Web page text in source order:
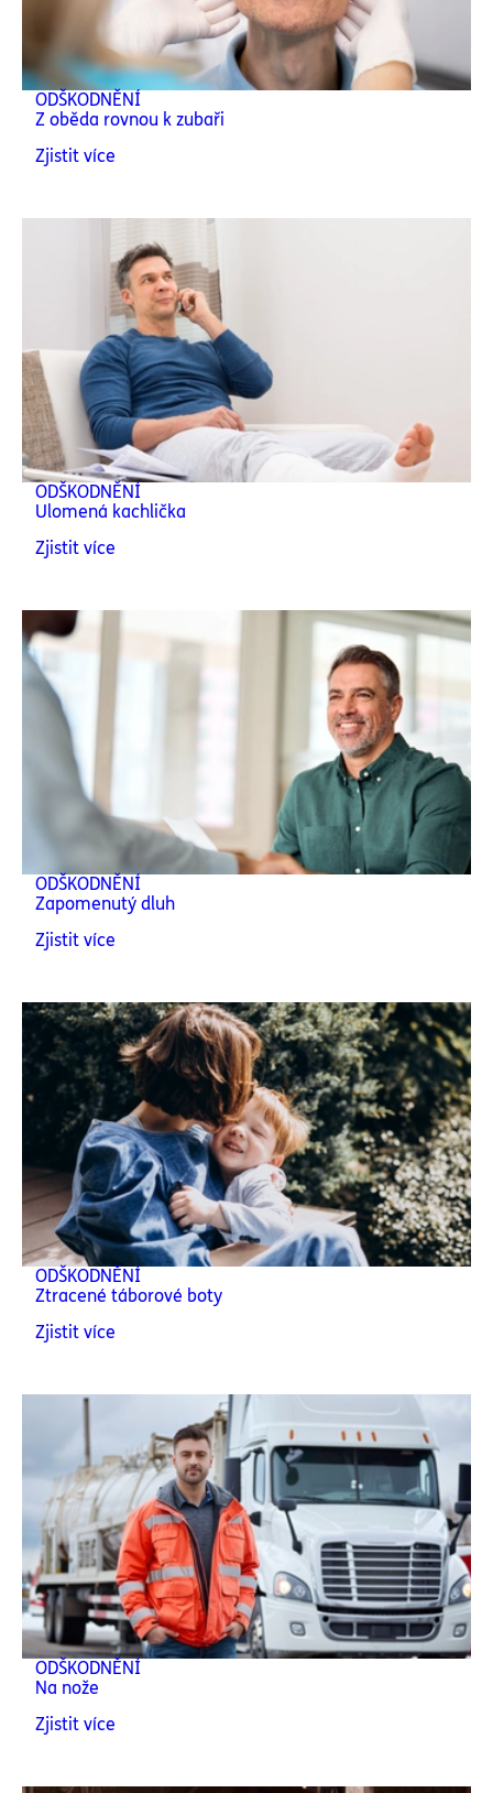
ODŠKODNĚNÍ
Z oběda rovnou k zubaři
Zjistit více
ODŠKODNĚNÍ
Ulomená kachlička
Zjistit více
ODŠKODNĚNÍ
Zapomenutý dluh
Zjistit více
ODŠKODNĚNÍ
Ztracené táborové boty
Zjistit více
ODŠKODNĚNÍ
Na nože
Zjistit více